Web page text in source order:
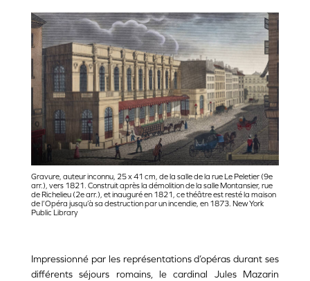
Gravure, auteur inconnu, 25 x 41 cm, de la salle de la rue Le Peletier (9e
arr.), vers 1821. Construit après la démolition de la salle Montansier, rue
de Richelieu (2e arr.), et inauguré en 1821, ce théâtre est resté la maison
de l’Opéra jusqu’à sa destruction par un incendie, en 1873. New York
Public Library
Impressionné par les représentations d’opéras durant ses
différents séjours romains, le cardinal Jules Mazarin